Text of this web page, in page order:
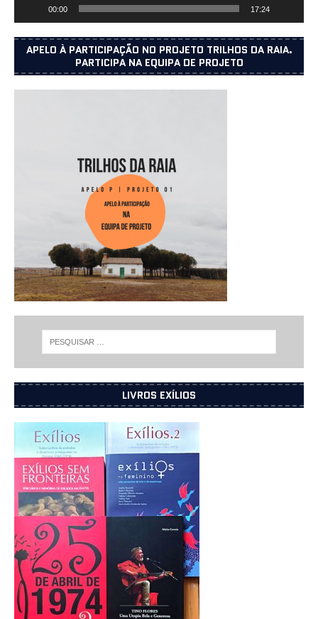
00:00 17:24
APELO À PARTICIPAÇÃO NO PROJETO TRILHOS DA RAIA.
PARTICIPA NA EQUIPA DE PROJETO
LIVROS EXÍLIOS